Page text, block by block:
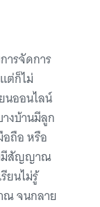
ารจัดการ
ต่ก็ไม่
นออนไลน์
งบ้านมีลูก
ถือ หรือ
ม่มีสัญญาณ
ยนไม่รู้
ณ จนกลาย